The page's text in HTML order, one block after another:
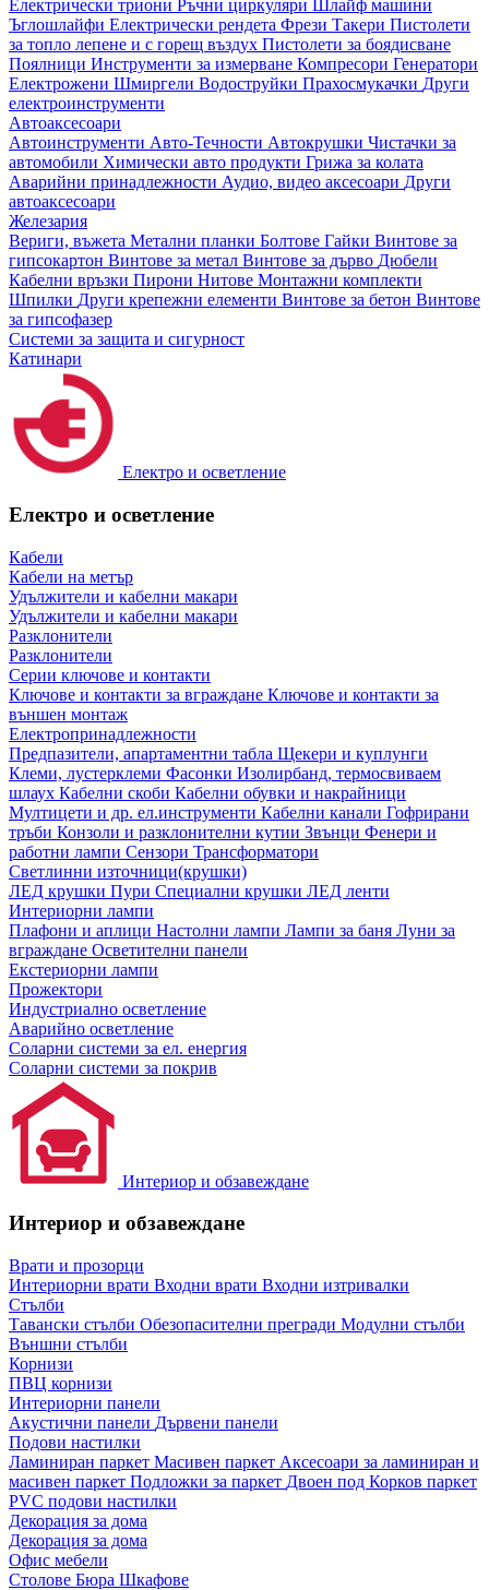
Електрически триони Ръчни циркуляри
Шлайф машини
Ъглошлайфи Електрически рендета Фрези Такери Пистолети
за топло лепене и с горещ въздух Пистолети за боядисване
Поялници Инструменти за измерване Компресори Генератори
Електрожени Шмиргели Водоструйки Прахосмукачки Други
електроинструменти
Автоаксесоари
Автоинструменти Авто-Течности Автокрушки Чистачки за
автомобили Химически авто продукти Грижа за колата
Аварийни принадлежности Аудио, видео аксесоари Други
автоаксесоари
Железария
Вериги, въжета Метални планки Болтове Гайки Винтове за
гипсокартон Винтове за метал Винтове за дърво Дюбели
Кабелни връзки Пирони Нитове Монтажни комплекти
Шпилки Други крепежни елементи Винтове за бетон Винтове
за гипсофазер
Системи за защита и сигурност
Катинари
Електро и осветление
Електро и осветление
Кабели
Кабели на метър
Удължители и кабелни макари
Удължители и кабелни макари
Разклонители
Разклонители
Серии ключове и контакти
Ключове и контакти за вграждане Ключове и контакти за
външен монтаж
Електропринадлежности
Предпазители, апартаментни табла Щекери и куплунги
Клеми, лустерклеми Фасонки Изолирбанд, термосвиваем
шлаух Кабелни скоби Кабелни обувки и накрайници
Мултицети и др. ел.инструменти Кабелни канали Гофрирани
тръби Конзоли и разклонителни кутии Звънци Фенери и
работни лампи Сензори Трансформатори
Светлинни източници(крушки)
ЛЕД крушки Пури Специални крушки ЛЕД ленти
Интериорни лампи
Плафони и аплици Настолни лампи Лампи за баня Луни за
вграждане Осветителни панели
Екстериорни лампи
Прожектори
Индустриално осветление
Аварийно осветление
Соларни системи за ел. енергия
Соларни системи за покрив
Интериор и обзавеждане
Интериор и обзавеждане
Врати и прозорци
Интериорни врати Входни врати Входни изтривалки
Стълби
Тавански стълби Обезопасителни прегради Модулни стълби
Външни стълби
Корнизи
ПВЦ корнизи
Интериорни панели
Акустични панели Дървени панели
Подови настилки
Ламиниран паркет Масивен паркет Аксесоари за ламиниран и
масивен паркет Подложки за паркет Двоен под Корков паркет
PVC подови настилки
Декорация за дома
Декорация за дома
Офис мебели
Столове Бюра Шкафове